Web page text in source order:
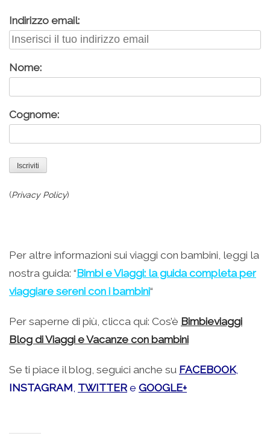
Indirizzo email:
Nome:
Cognome:
(Privacy Policy)
Per altre informazioni sui viaggi con bambini, leggi la
nostra guida: “Bimbi e Viaggi: la guida completa per
viaggiare sereni con i bambini“
Per saperne di più, clicca qui: Cos’è Bimbieviaggi
Blog di Viaggi e Vacanze con bambini
Se ti piace il blog, seguici anche su FACEBOOK,
INSTAGRAM TWITTER e GOOGLE+